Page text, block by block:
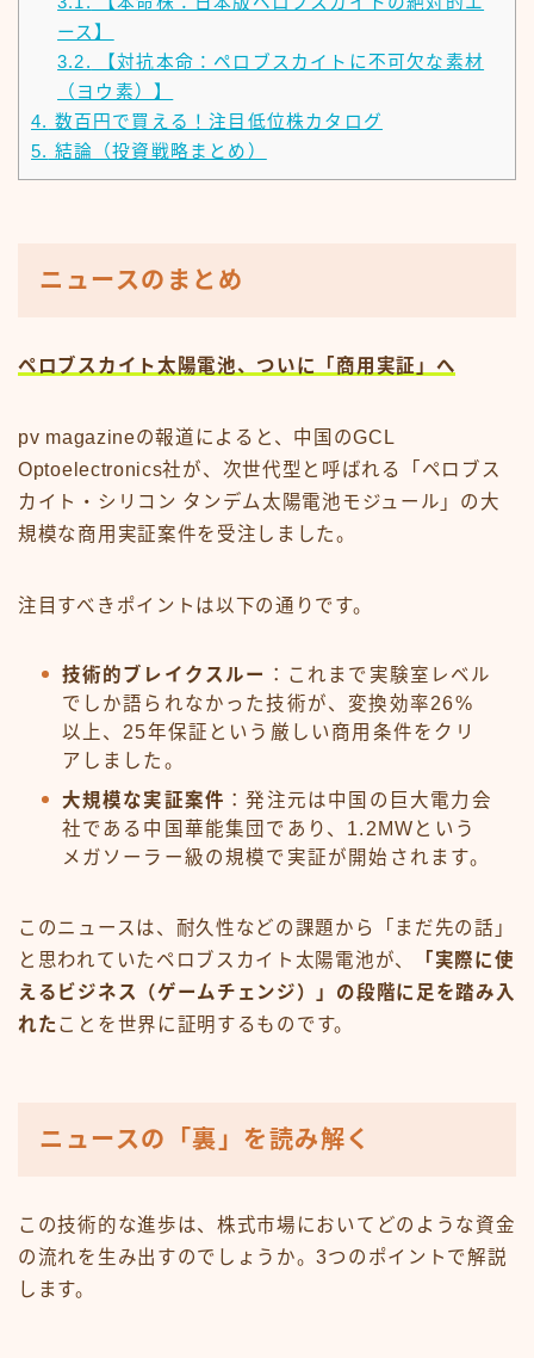
ース】
3.2.
【対抗本命：ペロブスカイトに不可欠な素材
（ヨウ素）】
4. 数百円で買える！注目低位株カタログ
5. 結論（投資戦略まとめ）
ニュースのまとめ
ペロブスカイト太陽電池、ついに「商用実証」へ
pv magazineの報道によると、中国のGCL
Optoelectronics社が、次世代型と呼ばれる「ペロブス
カイト・シリコン タンデム太陽電池モジュール」の大
規模な商用実証案件を受注しました。
注目すべきポイントは以下の通りです。
技術的ブレイクスルー ：これまで実験室レベル
でしか語られなかった技術が、変換効率26%
以上、25年保証という厳しい商用条件をクリ
アしました。
大規模な実証案件 ：発注元は中国の巨大電力会
社である中国華能集団であり、1.2MWという
メガソーラー級の規模で実証が開始されます。
このニュースは、耐久性などの課題から「まだ先の話」
と思われていたペロブスカイト太陽電池が、
「実際に使
えるビジネス（ゲームチェンジ）」の段階に足を踏み入
れた ことを世界に証明するものです。
ニュースの「裏」を読み解く
この技術的な進歩は、株式市場においてどのような資金
の流れを生み出すのでしょうか。3つのポイントで解説
します。